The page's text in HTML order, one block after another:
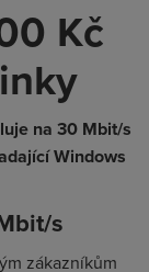
Kč
na 30 Mbit/s
Windows
s
zákazníkům